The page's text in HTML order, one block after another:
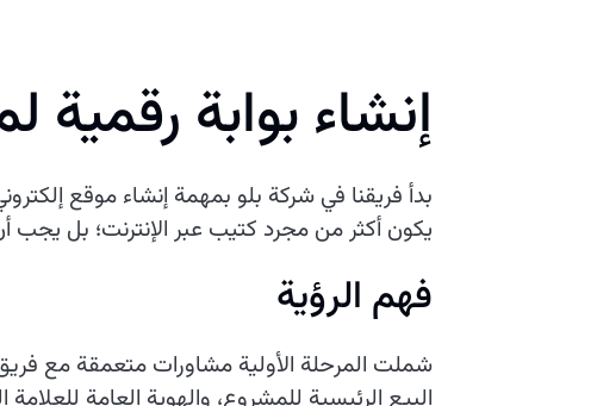
إنشاء بوابة رقمية
بدأ فريقنا في شركة بلو بمهمة إنشاء موقع
يكون أكثر من مجرد كتيب عبر الإنترنت؛ بل
فهم الرؤية
شملت المرحلة الأولية مشاورات متعمقة مع
البيع الرئيسية للمشروع، والهوية العامة